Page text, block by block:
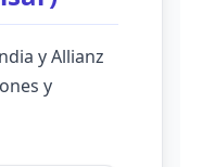
y Allianz
y